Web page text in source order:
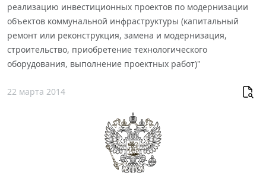
реализацию инвестиционных проектов по модернизации
объектов коммунальной инфраструктуры (капитальный
ремонт или реконструкция, замена и модернизация,
строительство, приобретение технологического
оборудования, выполнение проектных работ)"
22 марта 2014